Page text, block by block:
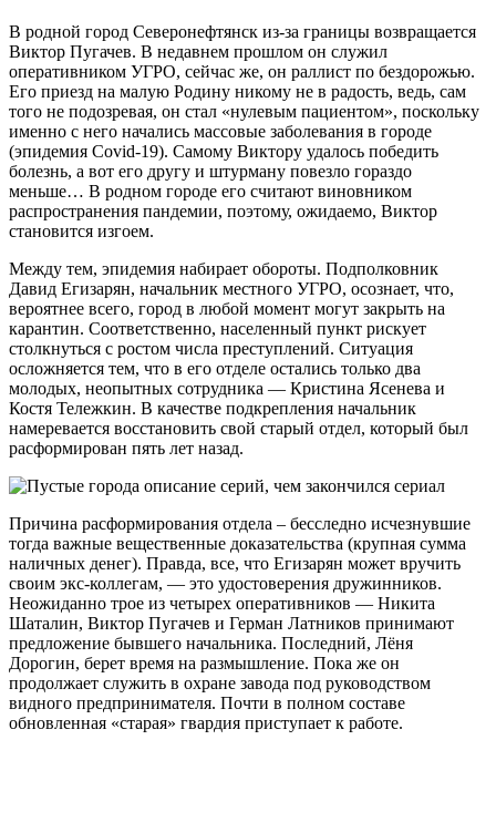
В родной город Северонефтянск из-за границы возвращается
Виктор Пугачев. В недавнем прошлом он служил
оперативником УГРО, сейчас же, он раллист по бездорожью.
Его приезд на малую Родину никому не в радость, ведь, сам
того не подозревая, он стал «нулевым пациентом», поскольку
именно с него начались массовые заболевания в городе
(эпидемия Covid-19). Самому Виктору удалось победить
болезнь, а вот его другу и штурману повезло гораздо
меньше… В родном городе его считают виновником
распространения пандемии, поэтому, ожидаемо, Виктор
становится изгоем.
Между тем, эпидемия набирает обороты. Подполковник
Давид Егизарян, начальник местного УГРО, осознает, что,
вероятнее всего, город в любой момент могут закрыть на
карантин. Соответственно, населенный пункт рискует
столкнуться с ростом числа преступлений. Ситуация
осложняется тем, что в его отделе остались только два
молодых, неопытных сотрудника — Кристина Ясенева и
Костя Тележкин. В качестве подкрепления начальник
намеревается восстановить свой старый отдел, который был
расформирован пять лет назад.
Причина расформирования отдела – бесследно исчезнувшие
тогда важные вещественные доказательства (крупная сумма
наличных денег). Правда, все, что Егизарян может вручить
своим экс-коллегам, — это удостоверения дружинников.
Неожиданно трое из четырех оперативников — Никита
Шаталин, Виктор Пугачев и Герман Латников принимают
предложение бывшего начальника. Последний, Лёня
Дорогин, берет время на размышление. Пока же он
продолжает служить в охране завода под руководством
видного предпринимателя. Почти в полном составе
обновленная «старая» гвардия приступает к работе.